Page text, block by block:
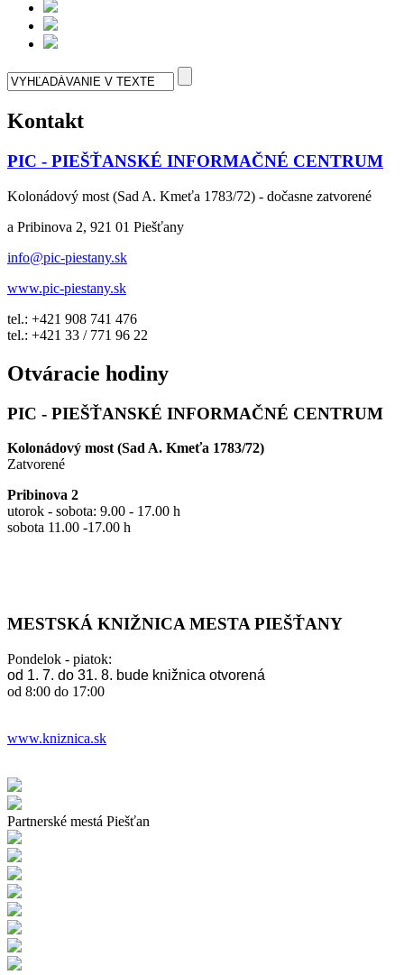
Kontakt
PIC - PIEŠŤANSKÉ INFORMAČNÉ CENTRUM
Kolonádový most (Sad A. Kmeťa 1783/72) - dočasne zatvorené
a Pribinova 2, 921 01 Piešťany
info@pic-piestany.sk
www.pic-piestany.sk
tel.: +421 908 741 476
tel.: +421 33 / 771 96 22
Otváracie hodiny
PIC - PIEŠŤANSKÉ INFORMAČNÉ CENTRUM
Kolonádový most (Sad A. Kmeťa 1783/72)
Zatvorené
Pribinova 2
utorok - sobota: 9.00 - 17.00 h
sobota 11.00 -17.00 h
MESTSKÁ KNIŽNICA MESTA PIEŠŤANY
Pondelok - piatok:
od 1. 7. do 31. 8. bude knižnica otvorená
od 8:00 do 17:00
www.kniznica.sk
Partnerské mestá Piešťan